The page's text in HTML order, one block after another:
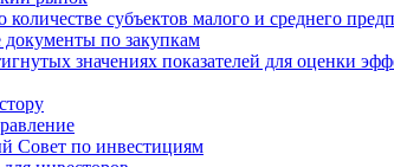
субъектов малого и среднего
по закупкам
значениях показателей для оценки
Совет по инвестициям